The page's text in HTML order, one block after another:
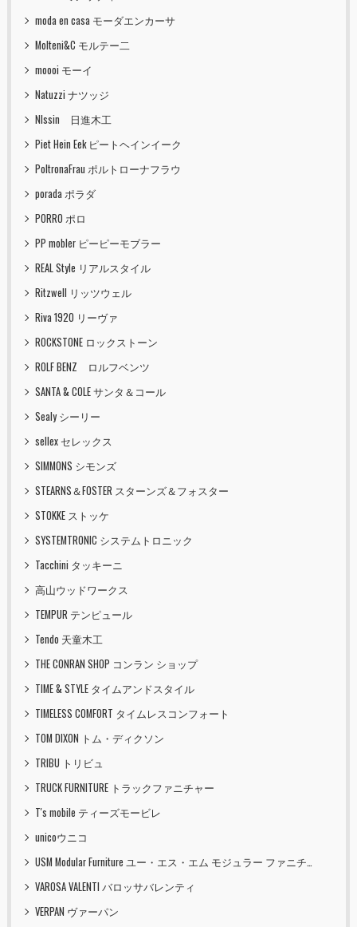
moda en casa モーダエンカーサ
Molteni&C モルテー二
moooi モーイ
Natuzzi ナツッジ
NIssin 日進木工
Piet Hein Eek ピートヘインイーク
PoltronaFrau ポルトローナフラウ
porada ポラダ
PORRO ポロ
PP mobler ピーピーモブラー
REAL Style リアルスタイル
Ritzwell リッツウェル
Riva 1920 リーヴァ
ROCKSTONE ロックストーン
ROLF BENZ ロルフベンツ
SANTA & COLE サンタ＆コール
Sealy シーリー
sellex セレックス
SIMMONS シモンズ
STEARNS＆FOSTER スターンズ＆フォスター
STOKKE ストッケ
SYSTEMTRONIC システムトロニック
Tacchini タッキーニ
高山ウッドワークス
TEMPUR テンピュール
Tendo 天童木工
THE CONRAN SHOP コンラン ショップ
TIME & STYLE タイムアンドスタイル
TIMELESS COMFORT タイムレスコンフォート
TOM DIXON トム・ディクソン
TRIBU トリビュ
TRUCK FURNITURE トラックファニチャー
T's mobile ティーズモービレ
unicoウニコ
USM Modular Furniture ユー・エス・エム モジュラー ファニチャー
VAROSA VALENTI バロッサバレンティ
VERPAN ヴァーパン